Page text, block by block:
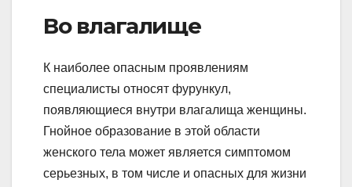
Во влагалище
К наиболее опасным проявлениям
специалисты относят фурункул,
появляющиеся внутри влагалища женщины.
Гнойное образование в этой области
женского тела может является симптомом
серьезных, в том числе и опасных для жизни